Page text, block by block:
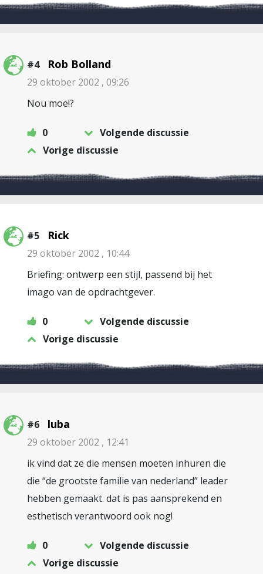
#4 Rob Bolland
29 oktober 2002 , 09:26
Nou moe!?
0
Volgende discussie
Vorige discussie
#5 Rick
29 oktober 2002 , 10:44
Briefing: ontwerp een stijl, passend bij het
imago van de opdrachtgever.
0
Volgende discussie
Vorige discussie
#6 luba
29 oktober 2002 , 12:41
ik vind dat ze die mensen moeten inhuren die
die “de grootste familie van nederland” leader
hebben gemaakt. dat is pas aansprekend en
esthetisch verantwoord ook nog!
0
Volgende discussie
Vorige discussie